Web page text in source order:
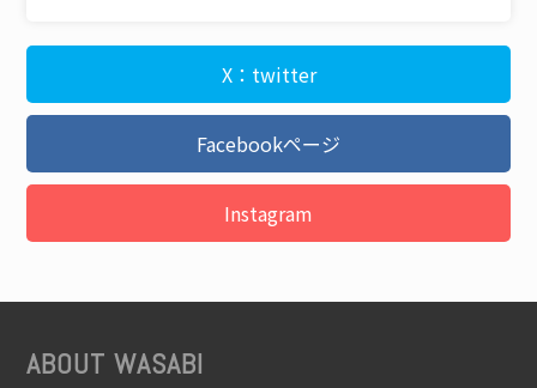
X：twitter
Facebookページ
Instagram
ABOUT WASABI